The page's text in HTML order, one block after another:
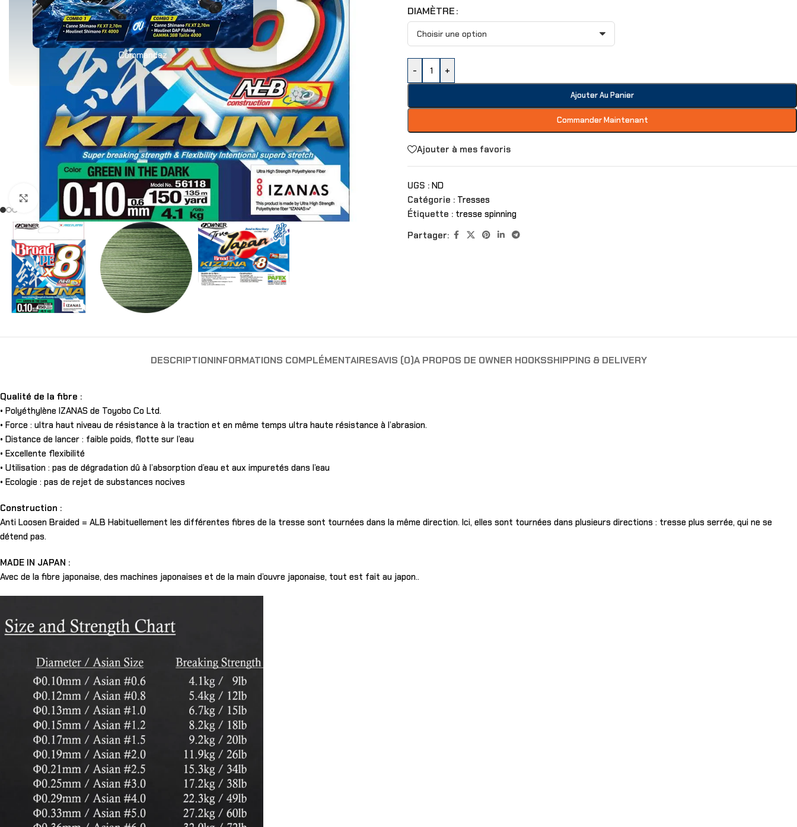
Commandez
Agrandir
DIAMÈTRE
- +
Ajouter Au Panier
Commander Maintenant
Ajouter à mes favoris
UGS : ND
Catégorie : Tresses
Étiquette : tresse spinning
Partager:
DESCRIPTIONINFORMATIONS COMPLÉMENTAIRESAVIS (0)A PROPOS DE OWNER HOOKSSHIPPING & DELIVERY
Qualité de la fibre :
• Polyéthylène IZANAS de Toyobo Co Ltd.
• Force : ultra haut niveau de résistance à la traction et en même temps ultra haute résistance à l’abrasion.
• Distance de lancer : faible poids, flotte sur l’eau
• Excellente flexibilité
• Utilisation : pas de dégradation dû à l’absorption d’eau et aux impuretés dans l’eau
• Ecologie : pas de rejet de substances nocives
Construction :
Anti Loosen Braided = ALB Habituellement les différentes fibres de la tresse sont tournées dans la même direction. Ici, elles sont tournées dans plusieurs directions : tresse plus serrée, qui ne se
détend pas.
MADE IN JAPAN :
Avec de la fibre japonaise, des machines japonaises et de la main d’ouvre japonaise, tout est fait au japon..